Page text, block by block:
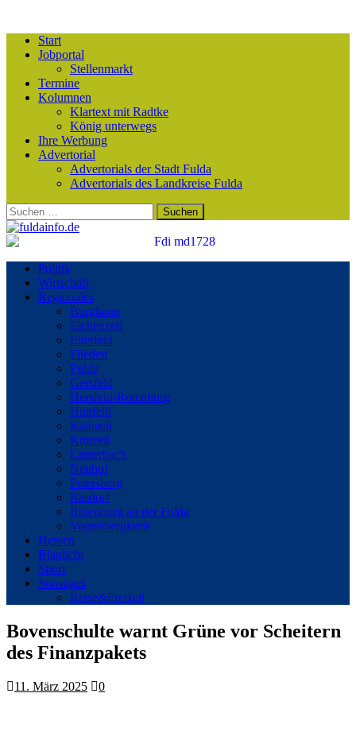
Start
Jobportal
Stellenmarkt
Termine
Kolumnen
Klartext mit Radtke
König unterwegs
Ihre Werbung
Advertorial
Advertorials der Stadt Fulda
Advertorials des Landkreise Fulda
Suchen
nach:
Politik
Wirtschaft
Regionales
Burghaun
Eichenzell
Eiterfeld
Flieden
Fulda
Gersfeld
Hersfeld-Rotenburg
Hünfeld
Kalbach
Künzell
Lauterbach
Neuhof
Petersberg
Rasdorf
Rotenburg an der Fulda
Vogelsbergkreis
Hessen
Blaulicht
Sport
Sonstiges
Reise&Freizeit
Bovenschulte warnt Grüne vor Scheitern
des Finanzpakets
11. März 2025 0